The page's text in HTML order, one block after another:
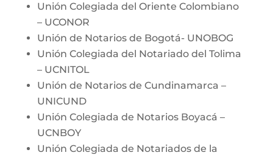
Unión Colegiada del Oriente Colombiano
– UCONOR
Unión de Notarios de Bogotá- UNOBOG
Unión Colegiada del Notariado del Tolima
– UCNITOL
Unión de Notarios de Cundinamarca –
UNICUND
Unión Colegiada de Notarios Boyacá –
UCNBOY
Unión Colegiada de Notariados de la